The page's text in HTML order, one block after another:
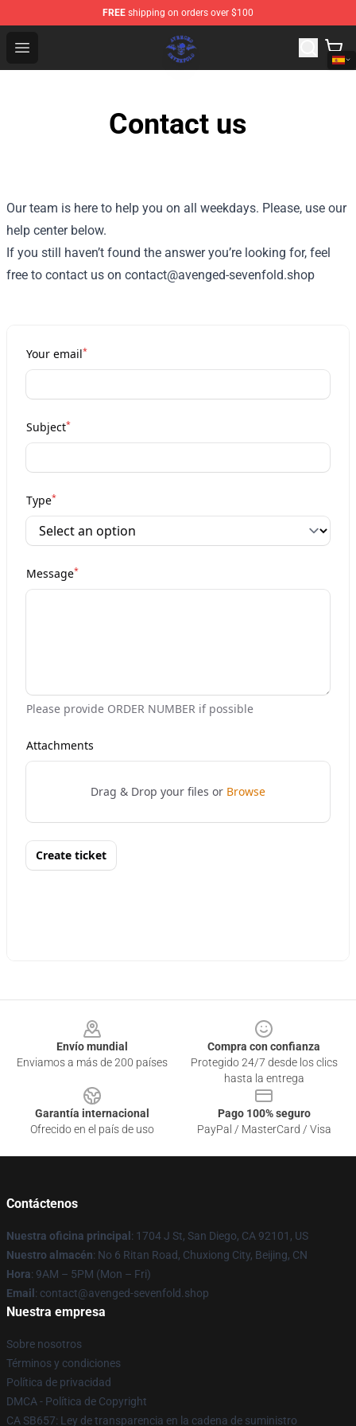
FREE shipping on orders over $100
Open menu
Avenged Sevenfold Shop - Official Avenged Sevenfold
Contact us
Our team is here to help you on all weekdays. Please, use our
help center below.
If you still haven’t found the answer you’re looking for, feel
free to contact us on contact@avenged-sevenfold.shop
Envío mundial
Enviamos a más de 200 países
Compra con confianza
Protegido 24/7 desde los clics
hasta la entrega
Garantía internacional
Ofrecido en el país de uso
Pago 100% seguro
PayPal / MasterCard / Visa
Contáctenos
Nuestra oficina principal : 1704 J St, San Diego, CA 92101, US
Nuestro almacén: No 6 Ritan Road, Chuxiong City, Beijing, CN
Hora: 9AM – 5PM (Mon – Fri)
Email : contact@avenged-sevenfold.shop
Nuestra empresa
Sobre nosotros
Términos y condiciones
Política de privacidad
DMCA - Política de Copyright
CA SB657: Ley de transparencia en la cadena de suministro